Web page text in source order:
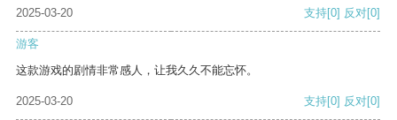
2025-03-20
支持[0] 反对[0]
游客
这款游戏的剧情非常感人，让我久久不能忘怀。
2025-03-20 支持[0] 反对[0]